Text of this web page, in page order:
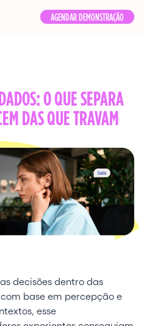
AGENDAR DEMONSTRAÇÃO
O QUE SEPARA
DAS QUE TRAVAM
decisões dentro das
base em percepção e
esse